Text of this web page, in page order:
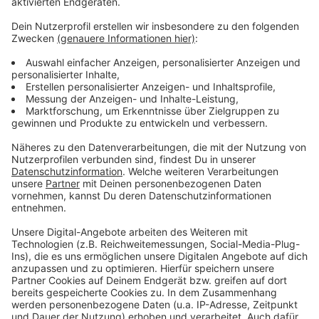
Das ist der Atzeventskalender
Anzeige
Wir öffnen mit euch jeden Tag ein Türchen. Dazu
haben wir euch Deutschlands besten Türchensteher
organisiert. Atze Schröder bringt uns seinen
Atzeventskalnder jeden Morgen frei Haus. Lustig,
(be)sinnlich und mit Locken. Und jetzt ran ans Türchen.
Viel Spaß.